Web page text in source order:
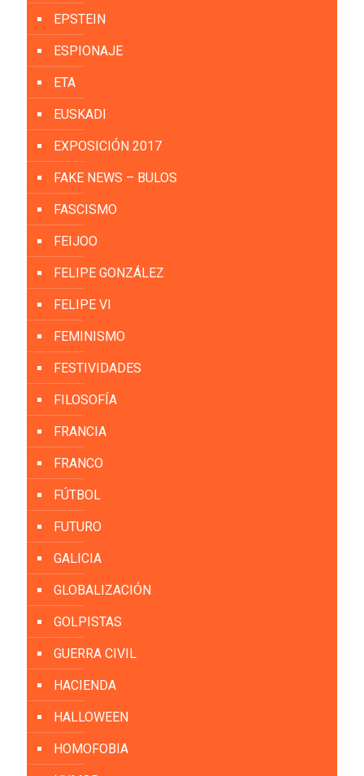
EPSTEIN
ESPIONAJE
ETA
EUSKADI
EXPOSICIÓN 2017
FAKE NEWS – BULOS
FASCISMO
FEIJOO
FELIPE GONZÁLEZ
FELIPE VI
FEMINISMO
FESTIVIDADES
FILOSOFÍA
FRANCIA
FRANCO
FÚTBOL
FUTURO
GALICIA
GLOBALIZACIÓN
GOLPISTAS
GUERRA CIVIL
HACIENDA
HALLOWEEN
HOMOFOBIA